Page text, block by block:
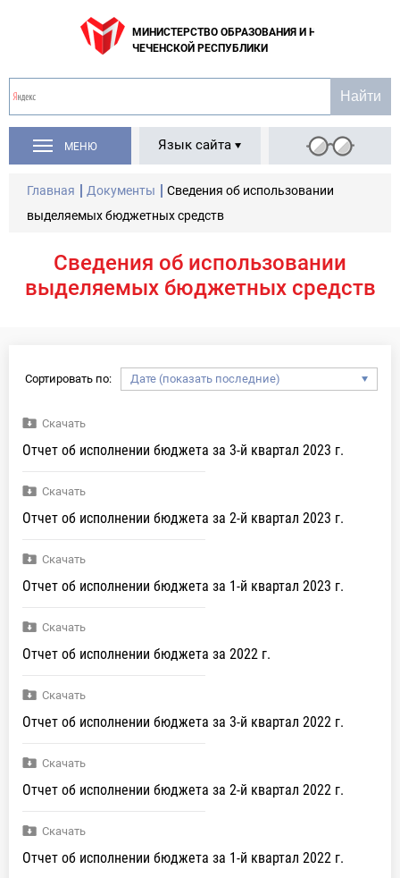
МИНИСТЕРСТВО ОБРАЗОВАНИЯ И НАУКИ
ЧЕЧЕНСКОЙ РЕСПУБЛИКИ
МЕНЮ Язык сайта
Главная Документы
Сведения об использовании
выделяемых бюджетных средств
Сведения об использовании
выделяемых бюджетных средств
Сортировать по:
Скачать
Отчет об исполнении бюджета за 3-й квартал 2023 г.
Скачать
Отчет об исполнении бюджета за 2-й квартал 2023 г.
Скачать
Отчет об исполнении бюджета за 1-й квартал 2023 г.
Скачать
Отчет об исполнении бюджета за 2022 г.
Скачать
Отчет об исполнении бюджета за 3-й квартал 2022 г.
Скачать
Отчет об исполнении бюджета за 2-й квартал 2022 г.
Скачать
Отчет об исполнении бюджета за 1-й квартал 2022 г.